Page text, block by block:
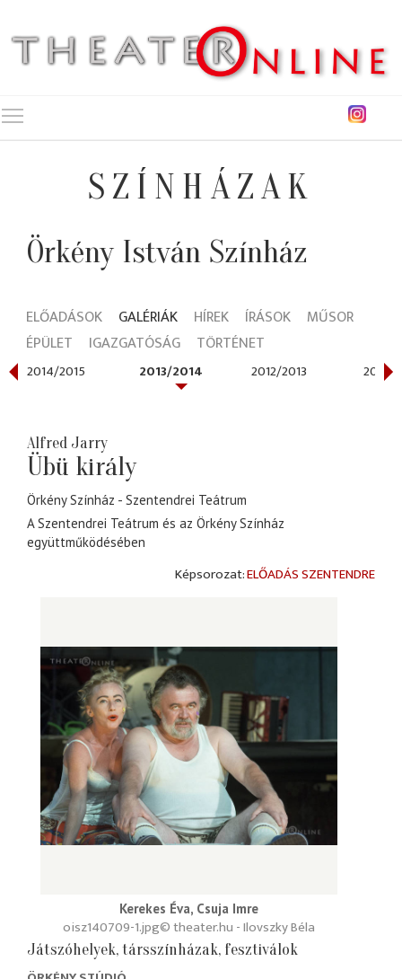
SZÍNHÁZAK
Örkény István Színház
ELŐADÁSOK GALÉRIÁK HÍREK ÍRÁSOK
MŰSOR
ÉPÜLET
IGAZGATÓSÁG TÖRTÉNET
2014/2015 2013/2014 2012/2013 2011/
Alfred Jarry
Übü király
Örkény Színház
Szentendrei Teátrum
A Szentendrei Teátrum és az Örkény Színház
együttműködésében
ELŐADÁS SZENTENDRE
Kerekes Éva, Csuja Imre
© theater.hu - Ilovszky Béla
oisz140709-1.jpg
Játszóhelyek, társszínházak, fesztiválok